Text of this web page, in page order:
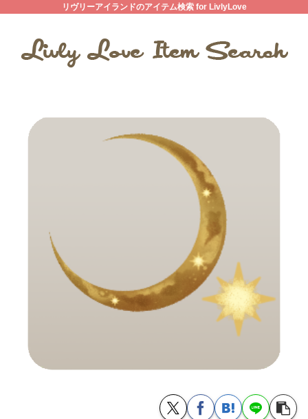
リヴリーアイランドのアイテム検索 for LivlyLove